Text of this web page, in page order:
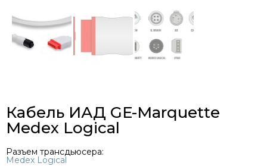
Кабель ИАД GE-Marquette
Medex Logical
Разъем трансдьюсера:
Medex Logical